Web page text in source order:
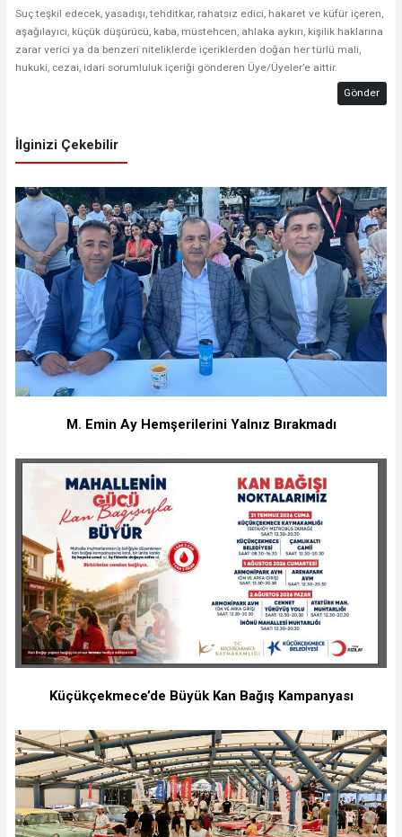
Suç teşkil edecek, yasadışı, tehditkar, rahatsız edici, hakaret ve küfür içeren,
aşağılayıcı, küçük düşürücü, kaba, müstehcen, ahlaka aykırı, kişilik haklarına
zarar verici ya da benzeri niteliklerde içeriklerden doğan her türlü mali,
hukuki, cezai, idari sorumluluk içeriği gönderen Üye/Üyeler’e aittir.
Gönder
İlginizi Çekebilir
M. Emin Ay Hemşerilerini Yalnız Bırakmadı
Küçükçekmece’de Büyük Kan Bağış Kampanyası